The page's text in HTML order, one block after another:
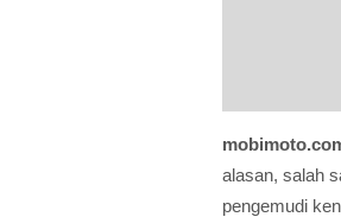
alasan, salah
pengemudi